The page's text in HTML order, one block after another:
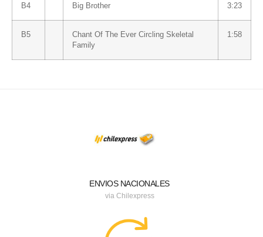
B4 Big Brother 3:23
B5
Chant Of The Ever Circling Skeletal
Family
1:58
ENVIOS NACIONALES
via Chilexpress